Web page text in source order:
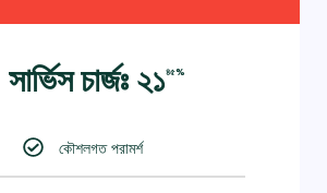
চার্জঃ ২১৪৫%
কৌশলগত পরামর্শ